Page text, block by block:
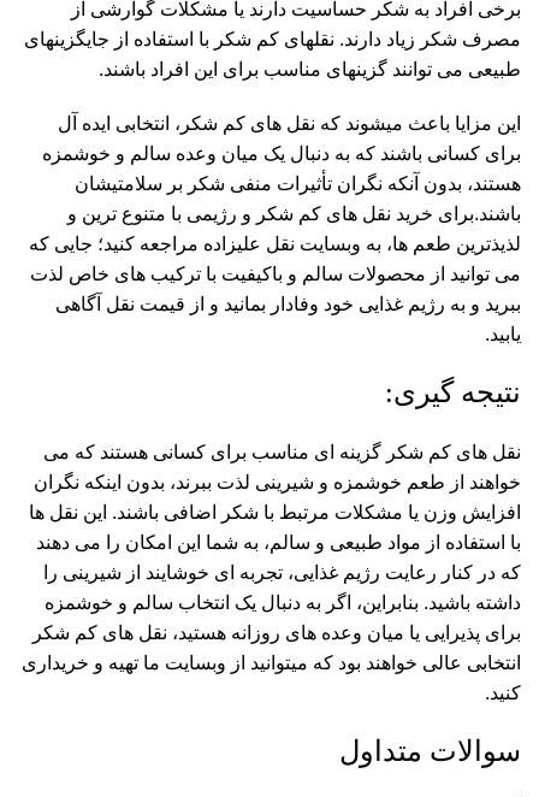
برخی افراد به شکر حساسیت دارند یا مشکلات گوارشی از
مصرف شکر زیاد دارند. نقلهای کم شکر با استفاده از جایگزینهای
طبیعی می توانند گزینهای مناسب برای این افراد باشند.
این مزایا باعث میشوند که نقل های کم شکر، انتخابی ایده آل
برای کسانی باشند که به دنبال یک میان وعده سالم و خوشمزه
هستند، بدون آنکه نگران تأثیرات منفی شکر بر سلامتیشان
باشند.برای خرید نقل های کم شکر و رژیمی با متنوع ترین و
لذیذترین طعم ها، به وبسایت نقل علیزاده مراجعه کنید؛ جایی که
می توانید از محصولات سالم و باکیفیت با ترکیب های خاص لذت
ببرید و به رژیم غذایی خود وفادار بمانید و از قیمت نقل آگاهی
یابید.
نتیجه گیری:
نقل های کم شکر گزینه ای مناسب برای کسانی هستند که می
خواهند از طعم خوشمزه و شیرینی لذت ببرند، بدون اینکه نگران
افزایش وزن یا مشکلات مرتبط با شکر اضافی باشند. این نقل ها
با استفاده از مواد طبیعی و سالم، به شما این امکان را می دهند
که در کنار رعایت رژیم غذایی، تجربه ای خوشایند از شیرینی را
داشته باشید. بنابراین، اگر به دنبال یک انتخاب سالم و خوشمزه
برای پذیرایی یا میان وعده های روزانه هستید، نقل های کم شکر
انتخابی عالی خواهند بود که میتوانید از وبسایت ما تهیه و خریداری
کنید.
سوالات متداول